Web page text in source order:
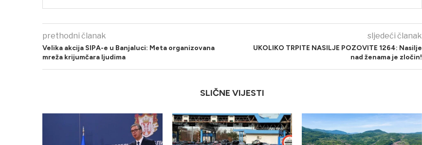
prethodni članak
Velika akcija SIPA-e u Banjaluci: Meta organizovana
mreža krijumčara ljudima
sljedeći članak
UKOLIKO TRPITE NASILJE POZOVITE 1264: Nasilje
nad ženama je zločin!
SLIČNE VIJESTI